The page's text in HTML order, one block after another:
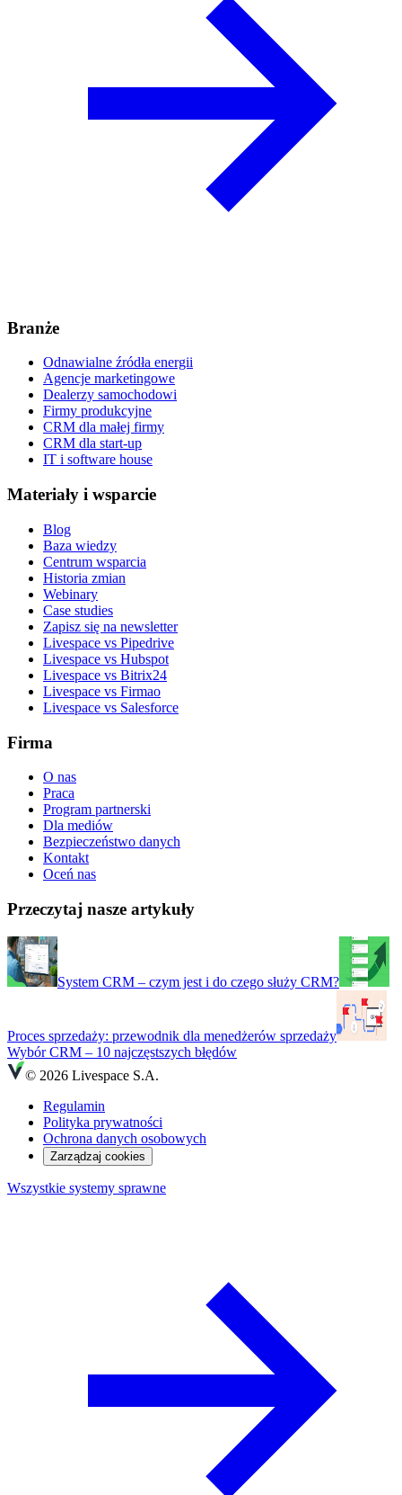
Branże
Odnawialne źródła energii
Agencje marketingowe
Dealerzy samochodowi
Firmy produkcyjne
CRM dla małej firmy
CRM dla start-up
IT i software house
Materiały i wsparcie
Blog
Baza wiedzy
Centrum wsparcia
Historia zmian
Webinary
Case studies
Zapisz się na newsletter
Livespace vs Pipedrive
Livespace vs Hubspot
Livespace vs Bitrix24
Livespace vs Firmao
Livespace vs Salesforce
Firma
O nas
Praca
Program partnerski
Dla mediów
Bezpieczeństwo danych
Kontakt
Oceń nas
Przeczytaj nasze artykuły
System CRM – czym jest i do czego służy CRM?
Proces sprzedaży: przewodnik dla menedżerów sprzedaży
Wybór CRM – 10 najczęstszych błędów
© 2026 Livespace S.A.
Regulamin
Polityka prywatności
Ochrona danych osobowych
Zarządzaj cookies
Wszystkie systemy sprawne